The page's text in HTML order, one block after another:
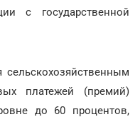
с государственной
платежей (премий)
до 60 процентов,